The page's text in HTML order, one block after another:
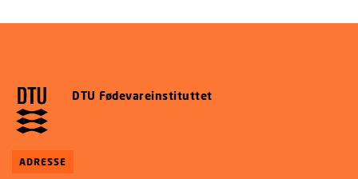
DTU Fødevareinstituttet
ADRESSE